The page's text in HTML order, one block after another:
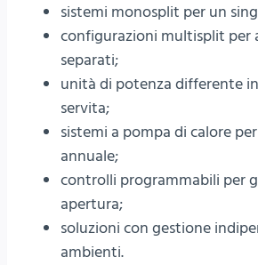
sistemi monosplit per un
configurazioni multisplit per
separati;
unità di potenza differente
servita;
sistemi a pompa di calore
annuale;
controlli programmabili per
apertura;
soluzioni con gestione
ambienti.